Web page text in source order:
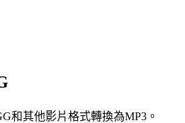
和其他影片格式轉換為MP3。